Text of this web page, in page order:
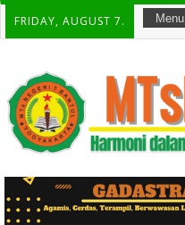
FRIDAY, AUGUST 7.